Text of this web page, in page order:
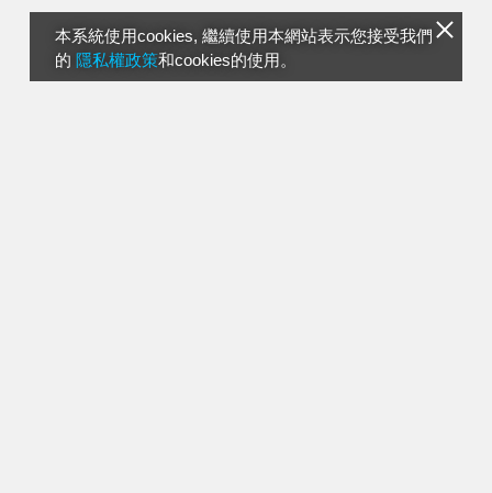
本系統使用cookies, 繼續使用本網站表示您接受我們
的 隱私權政策和cookies的使用。